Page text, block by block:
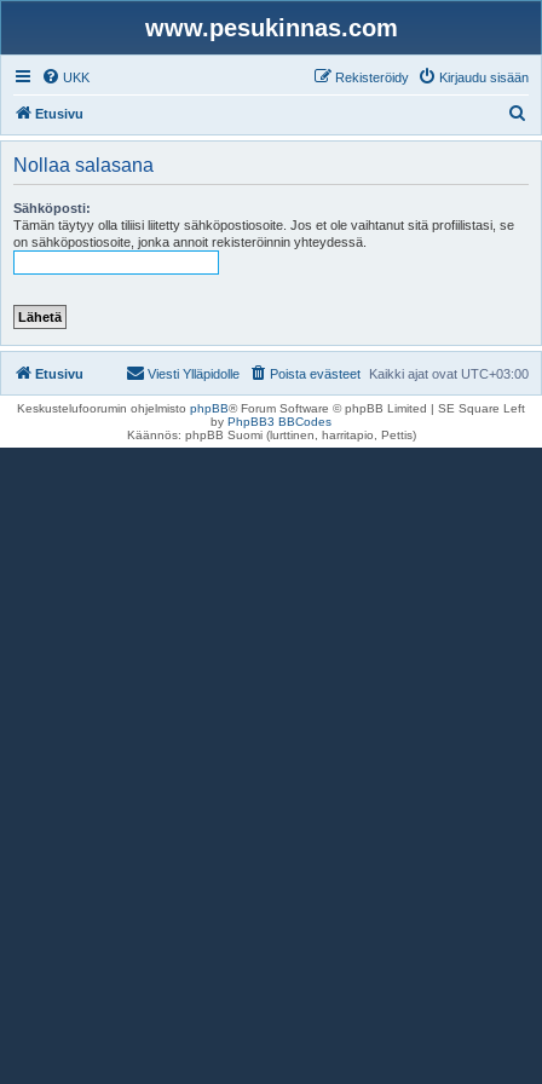
www.pesukinnas.com
UKK Kirjaudu sisään
Rekisteröidy
Etusivu
t
Nollaa salasana
Sähköposti:
Tämän täytyy olla tiliisi liitetty sähköpostiosoite. Jos et ole vaihtanut sitä profiilistasi, se
on sähköpostiosoite, jonka annoit rekisteröinnin yhteydessä.
Etusivu Kaikki ajat ovat UTC+03:00
Poista evästeet
Viesti Ylläpidolle
Keskustelufoorumin ohjelmisto phpBB® Forum Software © phpBB Limited | SE Square Left
by PhpBB3 BBCodes
Käännös: phpBB Suomi (lurttinen, harritapio, Pettis)